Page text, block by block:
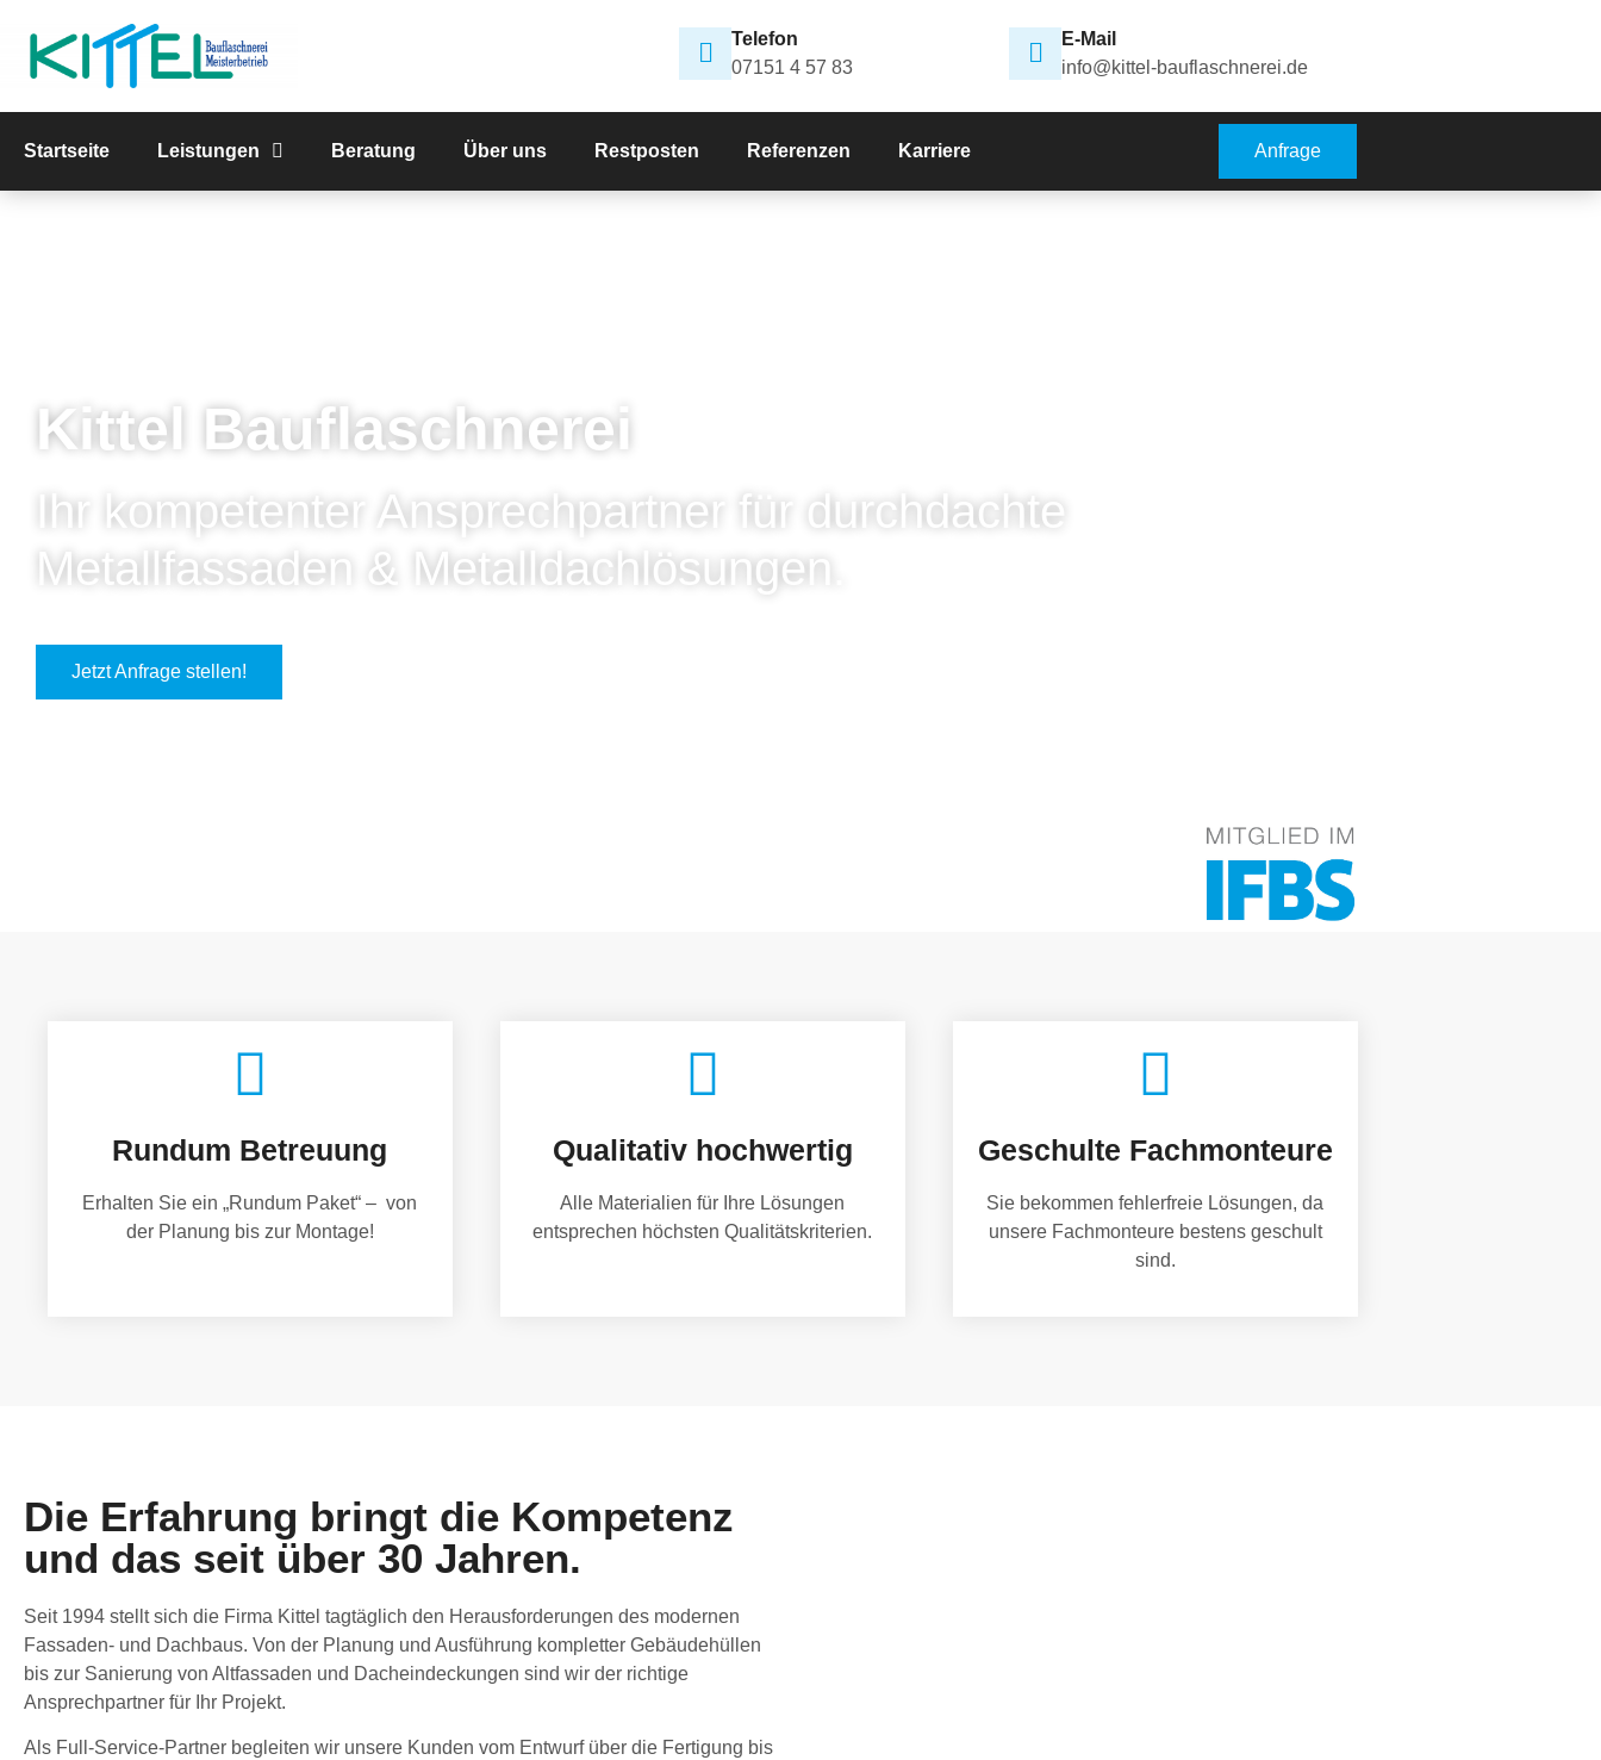
Telefon
07151 4 57 83
E-Mail
info@kittel-bauflaschnerei.de
Startseite Leistungen Beratung Über uns Restposten Referenzen Karriere Anfrage
Kittel Bauflaschnerei
Ihr kompetenter Ansprechpartner für durchdachte
Metallfassaden & Metalldachlösungen.
Jetzt Anfrage stellen!
Rundum Betreuung
Erhalten Sie ein „Rundum Paket“ – von
der Planung bis zur Montage!
Qualitativ hochwertig
Alle Materialien für Ihre Lösungen
entsprechen höchsten Qualitätskriterien.
Geschulte Fachmonteure
Sie bekommen fehlerfreie Lösungen, da
unsere Fachmonteure bestens geschult
sind.
Die Erfahrung bringt die Kompetenz
und das seit über 30 Jahren.
Seit 1994 stellt sich die Firma Kittel tagtäglich den Herausforderungen des modernen
Fassaden- und Dachbaus. Von der Planung und Ausführung kompletter Gebäudehüllen
bis zur Sanierung von Altfassaden und Dacheindeckungen sind wir der richtige
Ansprechpartner für Ihr Projekt.
Als Full-Service-Partner begleiten wir unsere Kunden vom Entwurf über die Fertigung bis